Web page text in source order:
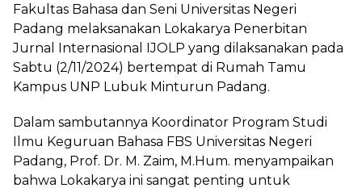
Fakultas Bahasa dan Seni Universitas Negeri
Padang melaksanakan Lokakarya Penerbitan
Jurnal Internasional IJOLP yang dilaksanakan pada
Sabtu (2/11/2024) bertempat di Rumah Tamu
Kampus UNP Lubuk Minturun Padang.
Dalam sambutannya Koordinator Program Studi
Ilmu Keguruan Bahasa FBS Universitas Negeri
Padang, Prof. Dr. M. Zaim, M.Hum. menyampaikan
bahwa Lokakarya ini sangat penting untuk